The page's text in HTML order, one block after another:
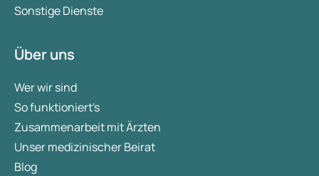
Sonstige Dienste
Über uns
Wer wir sind
So funktioniert's
Zusammenarbeit mit Ärzten
Unser medizinischer Beirat
Blog